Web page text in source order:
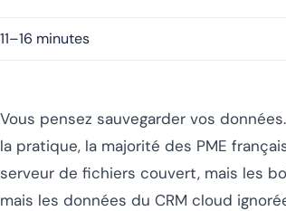
11–16 minutes
Vous pensez sauvegarder vos
la pratique, la majorité des PME
serveur de fichiers couvert, mais les
mais les données du CRM cloud